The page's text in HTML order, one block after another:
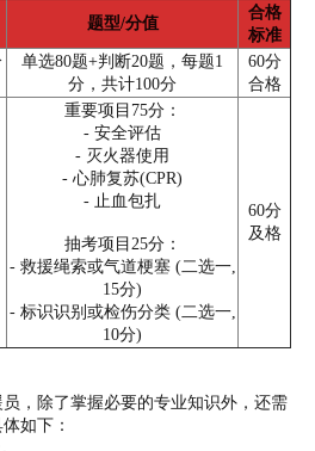
题型/分值
合格
标准
单选80题+判断20题，每题1
分，共计100分
60分
合格
重要项目75分：
- 安全评估
- 灭火器使用
- 心肺复苏(CPR)
- 止血包扎
抽考项目25分：
- 救援绳索或气道梗塞 (二选一,
15分)
- 标识识别或检伤分类 (二选一,
10分)
60分
及格
，除了掌握必要的专业知识外，还需
如下：